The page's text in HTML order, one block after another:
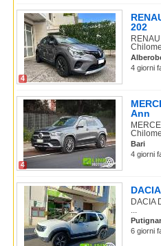
4
202
4 giorni
4
Ann
Bari
4 giorni
DACIA
...
6 giorni